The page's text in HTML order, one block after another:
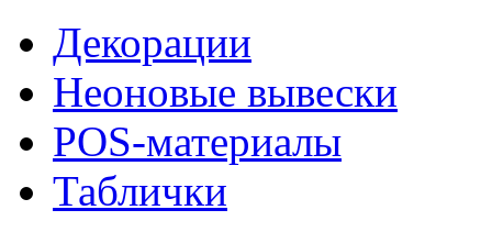
Декорации
Неоновые вывески
POS-материалы
Таблички